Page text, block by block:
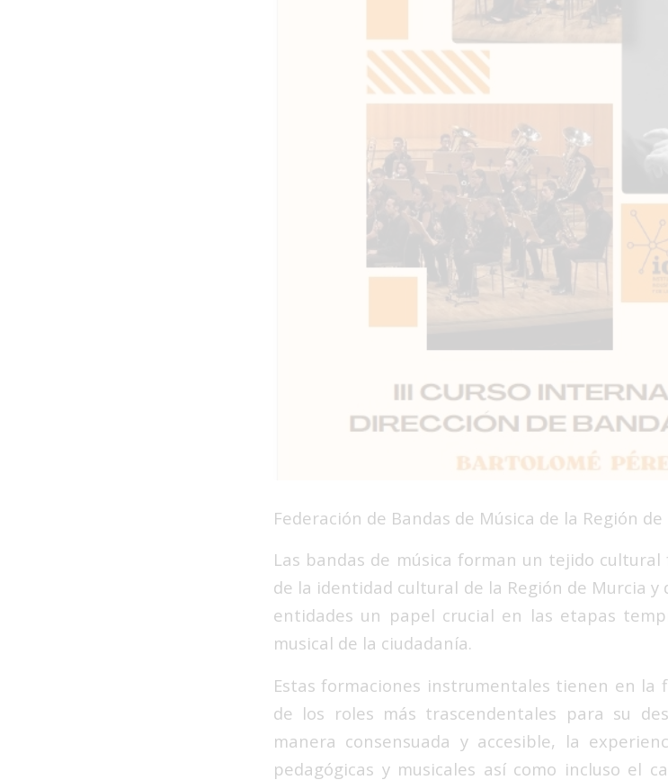
Federación de Bandas de Música de la Región de
Las bandas de música forman un tejido
de la identidad cultural de la Región de Murcia
entidades un papel crucial en las etapas
musical de la ciudadanía.
Estas formaciones instrumentales tienen en la
de los roles más trascendentales para su
manera consensuada y accesible, la
pedagógicas y musicales así como incluso el